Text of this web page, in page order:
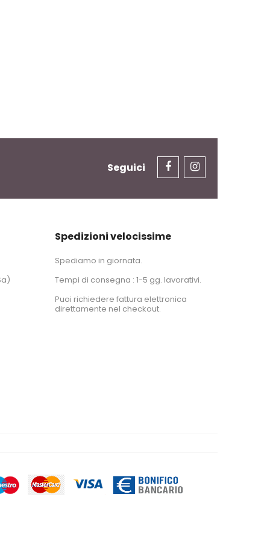
Seguici
Spedizioni velocissime
Spediamo in giornata.
Tempi di consegna : 1-5 gg. lavorativi.
Puoi richiedere fattura elettronica
direttamente nel checkout.